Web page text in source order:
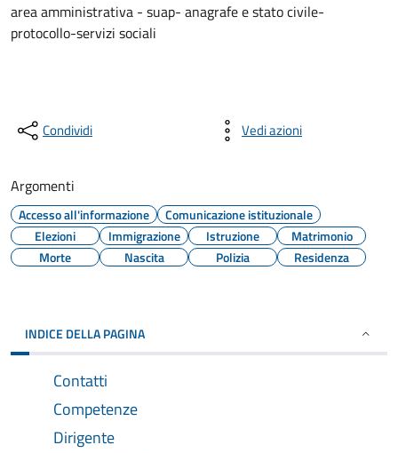
area amministrativa - suap- anagrafe e stato civile-
protocollo-servizi sociali
Condividi Vedi azioni
Argomenti
Accesso all'informazione
Comunicazione istituzionale
Elezioni
Immigrazione Istruzione
Matrimonio
Morte
Nascita Polizia Residenza
INDICE DELLA PAGINA
Contatti
Competenze
Dirigente